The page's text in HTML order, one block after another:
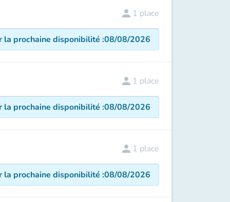
person 1 place
la prochaine disponibilité :08/08/2026
person 1 place
la prochaine disponibilité :08/08/2026
person 1 place
la prochaine disponibilité :08/08/2026